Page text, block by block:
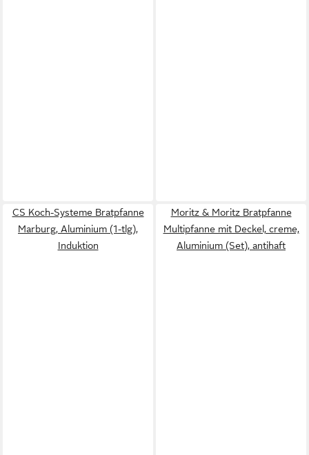
CS Koch-Systeme Bratpfanne
Marburg, Aluminium (1-tlg),
Induktion
Moritz & Moritz Bratpfanne
Multipfanne mit Deckel, creme,
Aluminium (Set), antihaft